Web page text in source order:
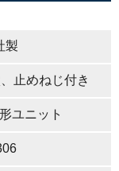
製
止めねじ付き
ユニット